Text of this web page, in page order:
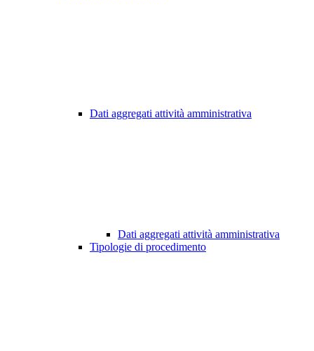
Dati aggregati attività amministrativa
Dati aggregati attività amministrativa
Tipologie di procedimento